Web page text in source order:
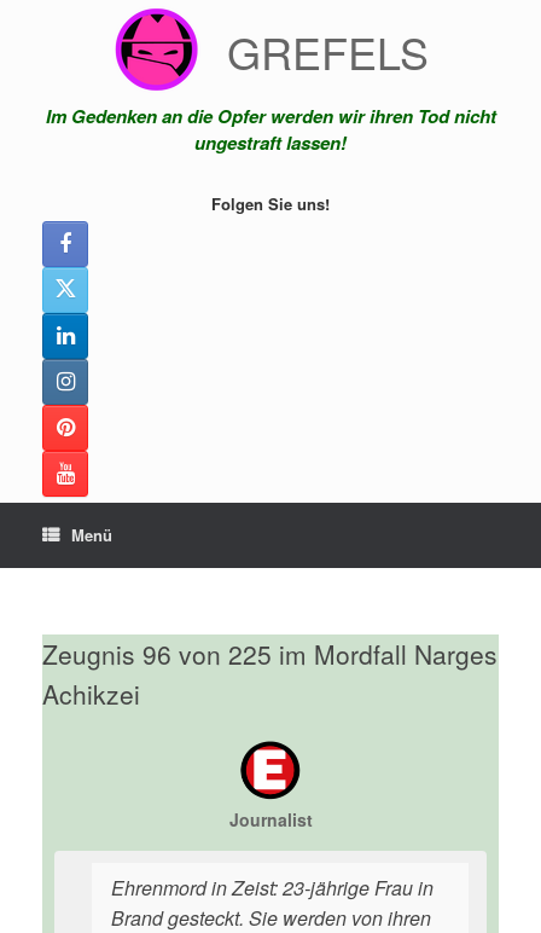
GREFELS
Im Gedenken an die Opfer werden wir ihren Tod nicht
ungestraft lassen!
Folgen Sie uns!
Menü
Zeugnis 96 von 225 im Mordfall Narges
Achikzei
Journalist
Ehrenmord in Zeist: 23-jährige Frau in
Brand gesteckt. Sie werden von ihren